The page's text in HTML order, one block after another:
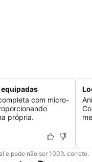
com micro-
própria.
e pode não ser 100% correto.